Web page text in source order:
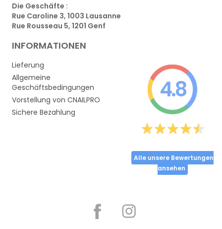
Die Geschäfte :
Rue Caroline 3, 1003 Lausanne
Rue Rousseau 5, 1201 Genf
INFORMATIONEN
Lieferung
Allgemeine
Geschäftsbedingungen
Vorstellung von CNAILPRO
Sichere Bezahlung
4.8
Alle unsere Bewertungen
ansehen